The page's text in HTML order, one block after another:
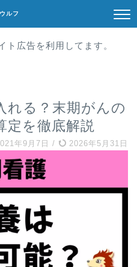
ルフ
広告を利用してます。
れる？末期がんの
定を徹底解説
年9月7日 / 2026年5月31日